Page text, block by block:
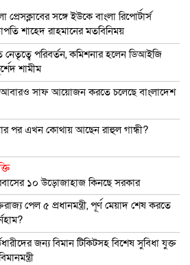
প্রেসক্লাবের সঙ্গে ইউকে বাংলা রিপোর্টার্স
শাহেদ রাহমানের মতবিনিময়
পরিবর্তন, কমিশনার হলেন ডিআইজি
শামীম
সাফ আয়োজন করতে চলেছে বাংলাদেশ
পর এখন কোথায় আছেন রাহুল গান্ধী?
১০ উড়োজাহাজ কিনছে সরকার
পেল ৫ প্রধানমন্ত্রী, পূর্ণ মেয়াদ শেষ করতে
জন্য বিমান টিকিটসহ বিশেষ সুবিধা যুক্ত